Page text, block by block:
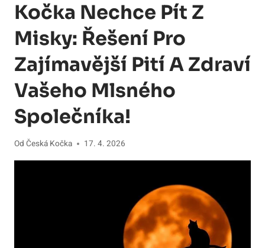
Kočka Nechce Pít Z
Misky: Řešení Pro
Zajímavější Pití A Zdraví
Vašeho Mlsného
Společníka!
Od Česká Kočka 17. 4. 2026